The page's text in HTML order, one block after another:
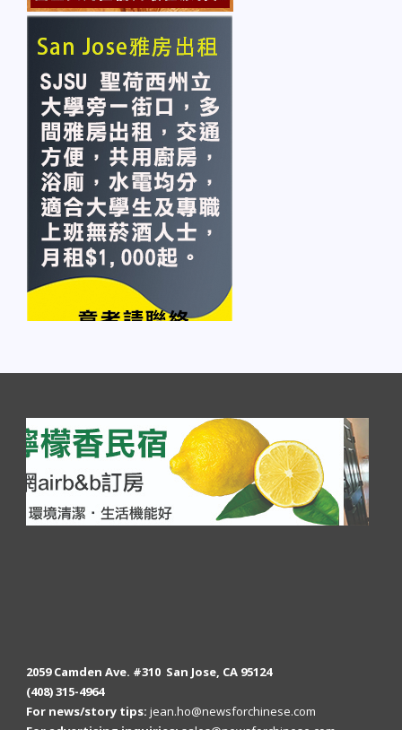
2059 Camden Ave. #310 San Jose, CA 95124
(408) 315-4964
For news/story tips: jean.ho@newsforchinese.com